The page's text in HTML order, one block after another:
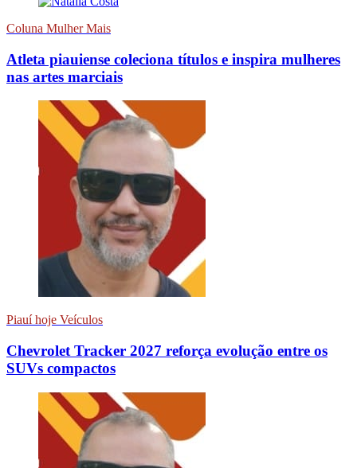
Coluna Mulher Mais
Atleta piauiense coleciona títulos e inspira mulheres
nas artes marciais
Piauí hoje Veículos
Chevrolet Tracker 2027 reforça evolução entre os
SUVs compactos